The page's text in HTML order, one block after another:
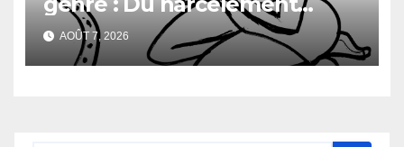
sexuel
AOÛT 7, 2026